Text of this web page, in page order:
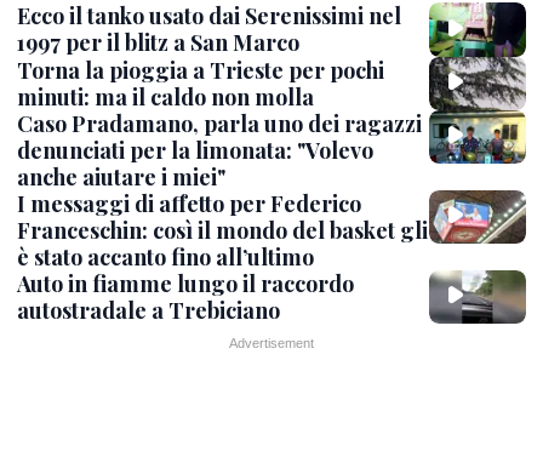
Ecco il tanko usato dai Serenissimi nel
1997 per il blitz a San Marco
Torna la pioggia a Trieste per pochi
minuti: ma il caldo non molla
Caso Pradamano, parla uno dei ragazzi
denunciati per la limonata: "Volevo
anche aiutare i miei"
I messaggi di affetto per Federico
Franceschin: così il mondo del basket gli
è stato accanto fino all’ultimo
Auto in fiamme lungo il raccordo
autostradale a Trebiciano